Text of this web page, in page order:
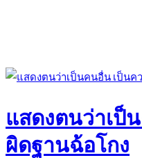
แสดงตนว่าเป็
ผิดฐานฉ้อโกง